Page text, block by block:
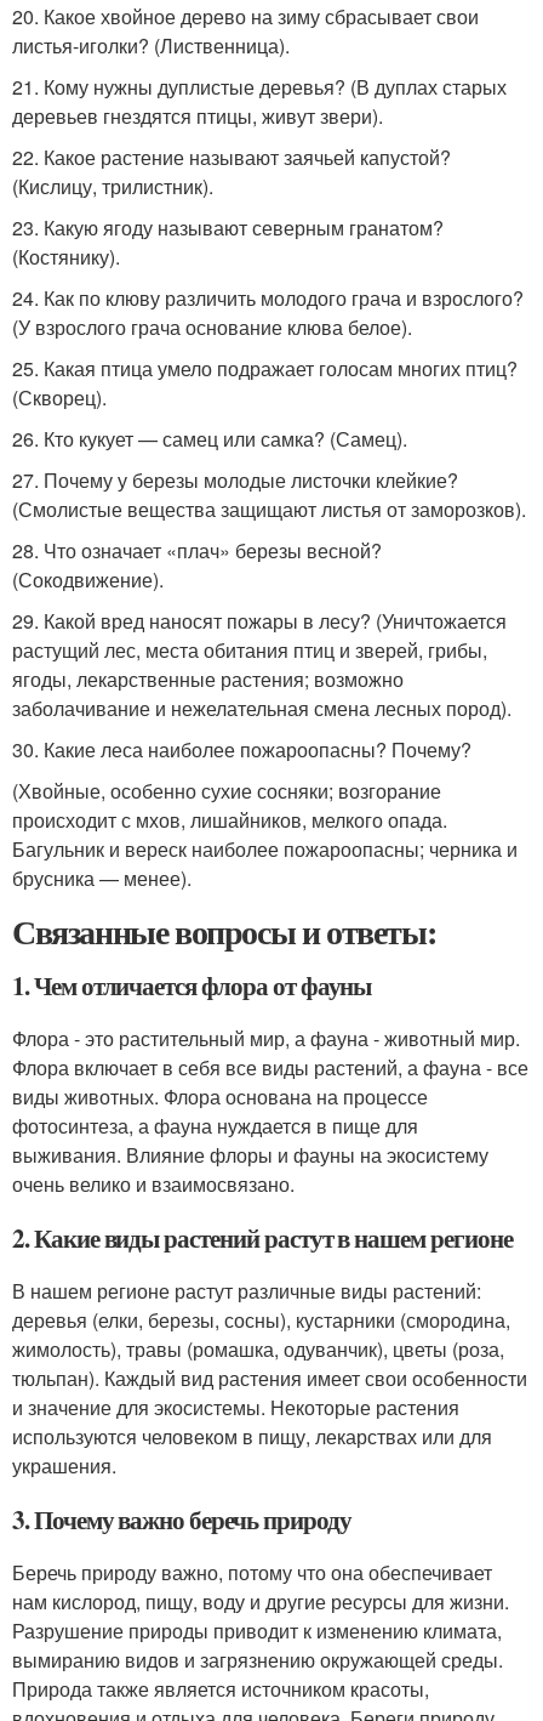
20. Какое хвойное дерево на зиму сбрасывает свои
листья-иголки? (Лиственница).
21. Кому нужны дуплистые деревья? (В дуплах старых
деревьев гнездятся птицы, живут звери).
22. Какое растение называют заячьей капустой?
(Кислицу, трилистник).
23. Какую ягоду называют северным гранатом?
(Костянику).
24. Как по клюву различить молодого грача и взрослого?
(У взрослого грача основание клюва белое).
25. Какая птица умело подражает голосам многих птиц?
(Скворец).
26. Кто кукует — самец или самка? (Самец).
27. Почему у березы молодые листочки клейкие?
(Смолистые вещества защищают листья от заморозков).
28. Что означает «плач» березы весной?
(Сокодвижение).
29. Какой вред наносят пожары в лесу? (Уничтожается
растущий лес, места обитания птиц и зверей, грибы,
ягоды, лекарственные растения; возможно
заболачивание и нежелательная смена лесных пород).
30. Какие леса наиболее пожароопасны? Почему?
(Хвойные, особенно сухие сосняки; возгорание
происходит с мхов, лишайников, мелкого опада.
Багульник и вереск наиболее пожароопасны; черника и
брусника — менее).
Связанные вопросы и ответы:
1. Чем отличается флора от фауны
Флора - это растительный мир, а фауна - животный мир.
Флора включает в себя все виды растений, а фауна - все
виды животных. Флора основана на процессе
фотосинтеза, а фауна нуждается в пище для
выживания. Влияние флоры и фауны на экосистему
очень велико и взаимосвязано.
2. Какие виды растений растут в нашем регионе
В нашем регионе растут различные виды растений:
деревья (елки, березы, сосны), кустарники (смородина,
жимолость), травы (ромашка, одуванчик), цветы (роза,
тюльпан). Каждый вид растения имеет свои особенности
и значение для экосистемы. Некоторые растения
используются человеком в пищу, лекарствах или для
украшения.
3. Почему важно беречь природу
Беречь природу важно, потому что она обеспечивает
нам кислород, пищу, воду и другие ресурсы для жизни.
Разрушение природы приводит к изменению климата,
вымиранию видов и загрязнению окружающей среды.
Природа также является источником красоты,